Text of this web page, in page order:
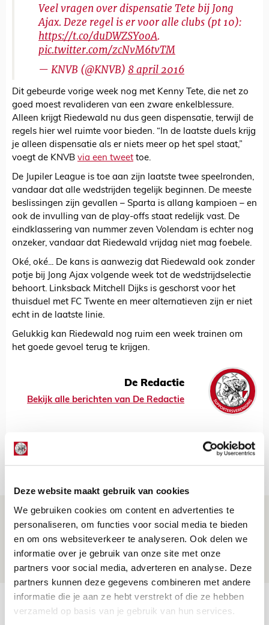
Deze website maakt gebruik van cookies
We gebruiken cookies om content en advertenties te
personaliseren, om functies voor social media te bieden
en om ons websiteverkeer te analyseren. Ook delen we
informatie over je gebruik van onze site met onze
partners voor social media, adverteren en analyse. Deze
partners kunnen deze gegevens combineren met andere
informatie die je aan ze hebt verstrekt of die ze hebben
verzameld op basis van je gebruik van hun services.
Veel vragen over dispensatie Tete bij Jong
Ajax. Deze regel is er voor alle clubs (pt 10):
https://t.co/duDWZSYooA.
pic.twitter.com/zcNvM6tvTM
— KNVB (@KNVB) 8 april 2016
Dit gebeurde vorige week nog met Kenny Tete, die net zo
goed moest revalideren van een zware enkelblessure.
Alleen krijgt Riedewald nu dus geen dispensatie, terwijl de
regels hier wel ruimte voor bieden. “In de laatste duels krijg
je alleen dispensatie als er niets meer op het spel staat,”
voegt de KNVB via een tweet toe.
De Jupiler League is toe aan zijn laatste twee speelronden,
vandaar dat alle wedstrijden tegelijk beginnen. De meeste
beslissingen zijn gevallen – Sparta is allang kampioen – en
ook de invulling van de play-offs staat redelijk vast. De
eindklassering van nummer zeven Volendam is echter nog
onzeker, vandaar dat Riedewald vrijdag niet mag foebele.
Oké, oké... De kans is aanwezig dat Riedewald ook zonder
potje bij Jong Ajax volgende week tot de wedstrijdselectie
behoort. Linksback Mitchell Dijks is geschorst voor het
thuisduel met FC Twente en meer alternatieven zijn er niet
echt in de laatste linie.
Gelukkig kan Riedewald nog ruim een week trainen om
het goede gevoel terug te krijgen.
De Redactie
Bekijk alle berichten van De Redactie
Net binnen //
Brandt: ‘Ajax en Cruijff bleven door
mijn hoofd spoken’
07 AUGUSTUS 2026 - 20:02
NIEUWS
Míchel geeft blessure-update en
spreekt over Godts, Baas en